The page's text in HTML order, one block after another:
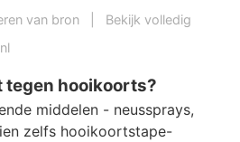
van bron
Bekijk volledig
tegen hooikoorts?
middelen - neussprays,
zelfs hooikoortstape-